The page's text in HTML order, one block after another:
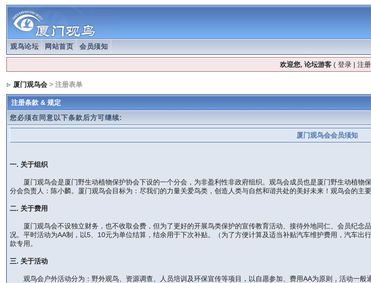
观鸟论坛 网站首页 会员须知
欢迎您, 论坛游客( 登录| 注册
厦门观鸟会 > 注册表单
注册条款 & 规定
您必须在同意以下条款后方可继续:
厦门观鸟会会员须知
一. 关于组织
厦门观鸟会是厦门野生动植物保护协会下设的一个分会，为非盈利性非政府组织。观鸟会成员也是厦门野生动植物
分会负责人：陈小麟。厦门观鸟会目标为：尽我们的力量关爱鸟类，创造人类与自然和谐共处的美好未来！观鸟会的主
二. 关于费用
厦门观鸟会不设独立财务，也不收取会费，但为了更好的开展鸟类保护的宣传教育活动、接待外地同仁、会员纪念
况。平时活动为AA制，以5、10元为单位结算，结余用于下次补贴。（为了方便计算及适当补贴汽车维护费用，汽车
款专用。
三. 关于活动
观鸟会户外活动分为：野外观鸟、资源调查、人员培训及环保宣传等项目，以自愿参加、费用AA为原则，活动一般